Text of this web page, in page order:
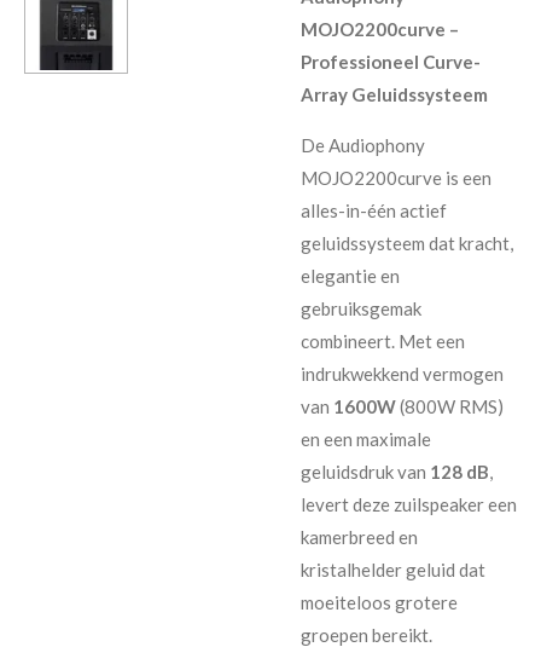
MOJO2200curve –
Professioneel Curve-
Array Geluidssysteem
De Audiophony
MOJO2200curve is een
alles-in-één actief
geluidssysteem dat kracht,
elegantie en
gebruiksgemak
combineert. Met een
indrukwekkend vermogen
van 1600W(800W RMS)
en een maximale
geluidsdruk van 128 dB,
levert deze zuilspeaker een
kamerbreed en
kristalhelder geluid dat
moeiteloos grotere
groepen bereikt.